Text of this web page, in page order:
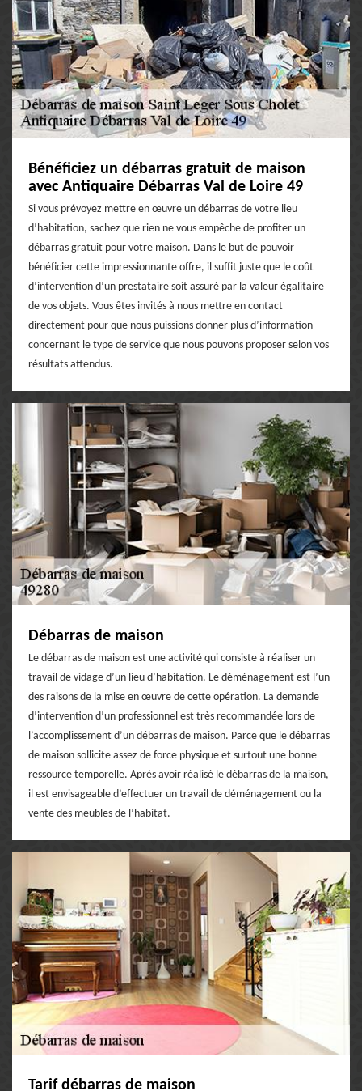
Bénéficiez un débarras gratuit de maison
avec Antiquaire Débarras Val de Loire 49
Si vous prévoyez mettre en œuvre un débarras de votre lieu
d’habitation, sachez que rien ne vous empêche de profiter un
débarras gratuit pour votre maison. Dans le but de pouvoir
bénéficier cette impressionnante offre, il suffit juste que le coût
d’intervention d’un prestataire soit assuré par la valeur égalitaire
de vos objets. Vous êtes invités à nous mettre en contact
directement pour que nous puissions donner plus d’information
concernant le type de service que nous pouvons proposer selon vos
résultats attendus.
Débarras de maison
Le débarras de maison est une activité qui consiste à réaliser un
travail de vidage d’un lieu d’habitation. Le déménagement est l’un
des raisons de la mise en œuvre de cette opération. La demande
d’intervention d’un professionnel est très recommandée lors de
l’accomplissement d’un débarras de maison. Parce que le débarras
de maison sollicite assez de force physique et surtout une bonne
ressource temporelle. Après avoir réalisé le débarras de la maison,
il est envisageable d’effectuer un travail de déménagement ou la
vente des meubles de l’habitat.
Tarif débarras de maison